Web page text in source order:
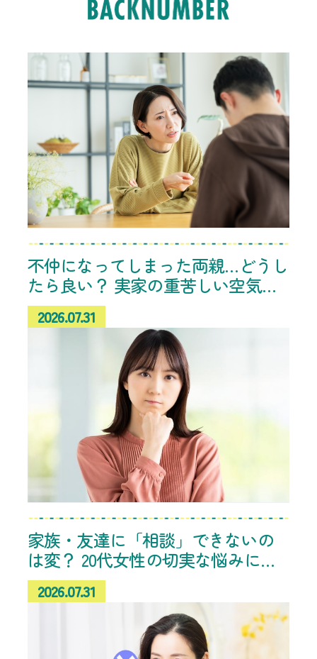
不仲になってしまった両親…どうし
たら良い？ 実家の重苦しい空気に
悩む相談者へのアドバイス続々
2026.07.31
家族・友達に「相談」できないの
は変？ 20代女性の切実な悩みに共
感、“人生の先輩”からのアドバイス
続々
2026.07.31